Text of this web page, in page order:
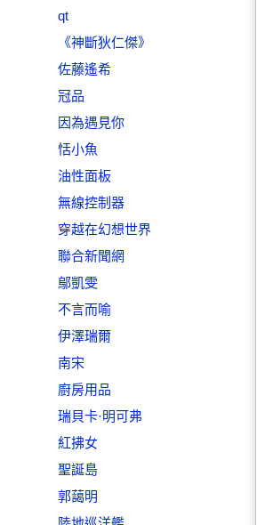
qt
《神斷狄仁傑》
佐藤遙希
冠品
因為遇見你
恬小魚
油性面板
無線控制器
穿越在幻想世界
聯合新聞網
鄔凱雯
不言而喻
伊澤瑞爾
南宋
廚房用品
瑞貝卡·明可弗
紅拂女
聖誕島
郭藹明